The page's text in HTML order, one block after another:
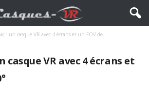
: un casque VR avec 4 écrans et un FOV de...
casque VR avec 4 écrans et